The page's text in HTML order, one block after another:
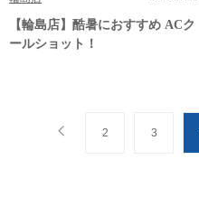
【輪島店】酷暑におすすめ ACク
ールショット！
2 3